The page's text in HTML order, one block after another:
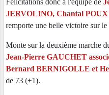
JERVOLINO, Chantal
remporte une belle victoire sur le
Monte sur la deuxième marche
Jean-Pierre GAUCHET
Bernard BERNIGOLLE et
de 73 (+1).